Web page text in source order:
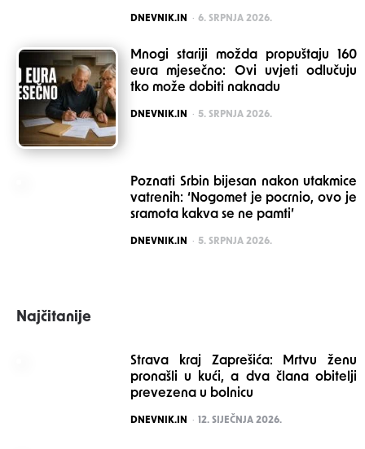
POSTED
DNEVNIK.IN 6. SRPNJA 2026.
Mnogi stariji možda propuštaju 160
eura mjesečno: Ovi uvjeti odlučuju
tko može dobiti naknadu
POSTED
DNEVNIK.IN 5. SRPNJA 2026.
Poznati Srbin bijesan nakon utakmice
vatrenih: ‘Nogomet je pocrnio, ovo je
sramota kakva se ne pamti’
POSTED
DNEVNIK.IN 5. SRPNJA 2026.
Najčitanije
Strava kraj Zaprešića: Mrtvu ženu
pronašli u kući, a dva člana obitelji
prevezena u bolnicu
POSTED
DNEVNIK.IN 12. SIJEČNJA 2026.